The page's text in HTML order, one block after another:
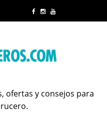
ofertas y consejos para